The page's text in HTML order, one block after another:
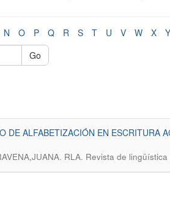
N O P Q R S T U V W X Y
Go
DE ALFABETIZACIÓN EN ESCRITURA
. RLA. Revista de